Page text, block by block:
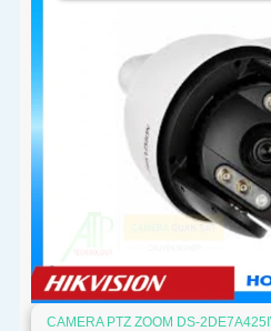
CAMERA PTZ ZOOM DS-